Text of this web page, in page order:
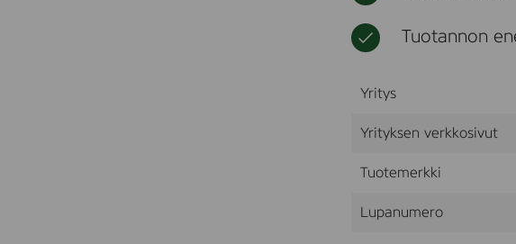
Tuotannon
Yritys
Yrityksen verkkosivut
Tuotemerkki
Lupanumero